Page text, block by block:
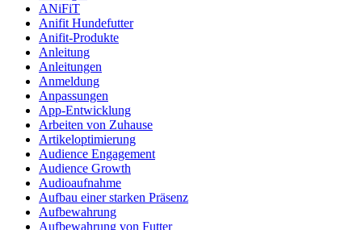
ANiFiT
Anifit Hundefutter
Anifit-Produkte
Anleitung
Anleitungen
Anmeldung
Anpassungen
App-Entwicklung
Arbeiten von Zuhause
Artikeloptimierung
Audience Engagement
Audience Growth
Audioaufnahme
Aufbau einer starken Präsenz
Aufbewahrung
Aufbewahrung von Futter